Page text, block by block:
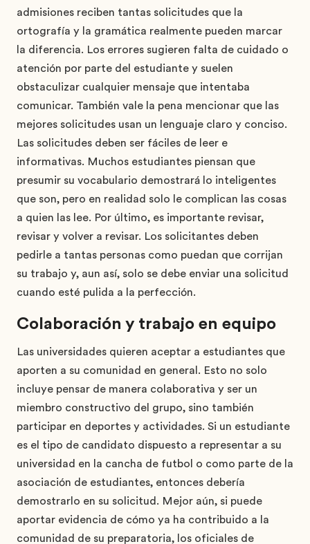
admisiones reciben tantas solicitudes que la
ortografía y la gramática realmente pueden marcar
la diferencia. Los errores sugieren falta de cuidado o
atención por parte del estudiante y suelen
obstaculizar cualquier mensaje que intentaba
comunicar. También vale la pena mencionar que las
mejores solicitudes usan un lenguaje claro y conciso.
Las solicitudes deben ser fáciles de leer e
informativas. Muchos estudiantes piensan que
presumir su vocabulario demostrará lo inteligentes
que son, pero en realidad solo le complican las cosas
a quien las lee. Por último, es importante revisar,
revisar y volver a revisar. Los solicitantes deben
pedirle a tantas personas como puedan que corrijan
su trabajo y, aun así, solo se debe enviar una solicitud
cuando esté pulida a la perfección.
Colaboración y trabajo en equipo
Las universidades quieren aceptar a estudiantes que
aporten a su comunidad en general. Esto no solo
incluye pensar de manera colaborativa y ser un
miembro constructivo del grupo, sino también
participar en deportes y actividades. Si un estudiante
es el tipo de candidato dispuesto a representar a su
universidad en la cancha de futbol o como parte de la
asociación de estudiantes, entonces debería
demostrarlo en su solicitud. Mejor aún, si puede
aportar evidencia de cómo ya ha contribuido a la
comunidad de su preparatoria, los oficiales de